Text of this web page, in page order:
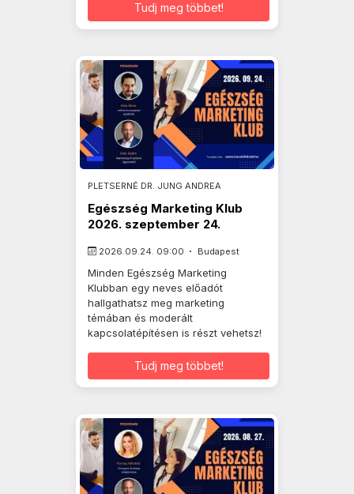
Tudj meg többet!
PLETSERNÉ DR. JUNG ANDREA
Egészség Marketing Klub
2026. szeptember 24.
2026.09.24. 09:00 Budapest
Minden Egészség Marketing
Klubban egy neves előadót
hallgathatsz meg marketing
témában és moderált
kapcsolatépítésen is részt vehetsz!
Tudj meg többet!